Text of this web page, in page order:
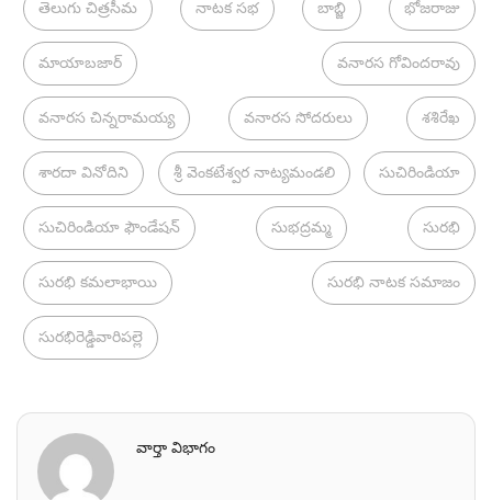
తెలుగు చిత్రసీమ నాటక సభ బాబ్జి భోజరాజు
మాయాబజార్‌ వనారస గోవిందరావు
వనారస చిన్నరామయ్య వనారస సోదరులు శశిరేఖ
శారదా వినోదిని శ్రీ వెంకటేశ్వర నాట్యమండలి సుచిరిండియా
సుచిరిండియా ఫౌండేషన్‌ సుభద్రమ్మ సురభి
సురభి కమలాభాయి సురభి నాటక సమాజం
సురభిరెడ్డివారిపల్లె
వార్తా విభాగం